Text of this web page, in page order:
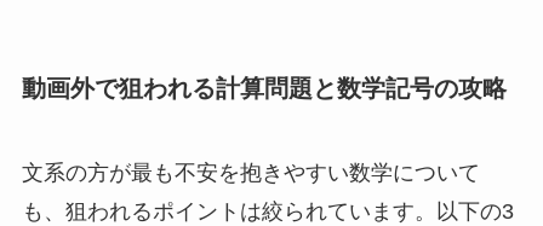
動画外で狙われる計算問題と数学記号の攻略
文系の方が最も不安を抱きやすい数学について
も、狙われるポイントは絞られています。以下の3